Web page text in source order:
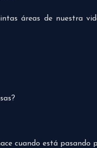
áreas de nuestra
cuando está pasando